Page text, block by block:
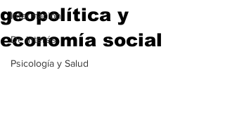
Información
De interés
Psicología y Salud
geopolítica y
economía social